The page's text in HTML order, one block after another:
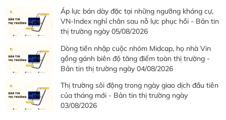
Áp lực bán dày đặc tại những ngưỡng kháng cự,
VN-Index nghỉ chân sau nỗ lực phục hồi - Bản tin
thị trường ngày 05/08/2026
Dòng tiền nhập cuộc nhóm Midcap, họ nhà Vin
gồng gánh biên độ tăng điểm toàn thị trường -
Bản tin thị trường ngày 04/08/2026
Thị trường sôi động trong ngày giao dịch đầu tiên
của tháng mới - Bản tin thị trường ngày
03/08/2026